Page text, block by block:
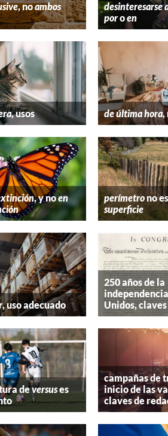
, noambos
desinteresarse
poroen
, usos de última hora,
, y noen
perímetrono
superficie
, uso adecuado
250 años de la
Unidos,
deversuses
campañas de
inicio de las
claves de